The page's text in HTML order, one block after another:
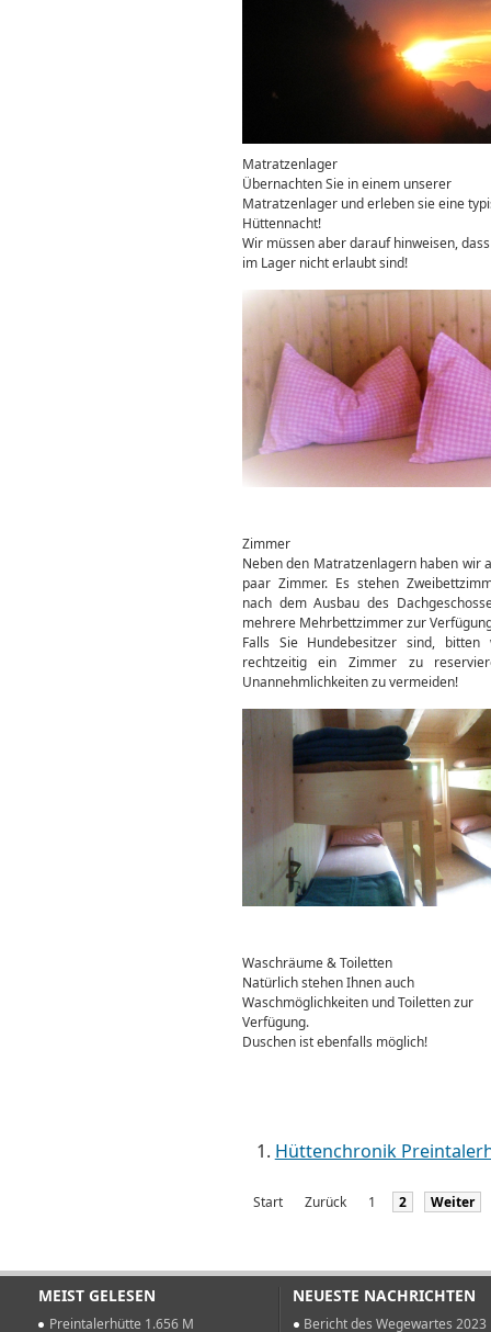
Matratzenlager
Übernachten Sie in einem unserer
Matratzenlager und erleben sie eine
Hüttennacht!
Wir müssen aber darauf hinweisen,
im Lager nicht erlaubt sind!
Zimmer
Neben den Matratzenlagern haben wir
paar Zimmer. Es stehen
nach dem Ausbau des
mehrere Mehrbettzimmer zur
Falls Sie Hundebesitzer sind, bitten
rechtzeitig ein Zimmer zu
Unannehmlichkeiten zu vermeiden!
Waschräume & Toiletten
Natürlich stehen Ihnen auch
Waschmöglichkeiten und Toiletten zur
Verfügung.
Duschen ist ebenfalls möglich!
Hüttenchronik
Start Zurück 1 2 Weiter
MEIST GELESEN
Preintalerhütte 1.656 M
NEUESTE NACHRICHTEN
Bericht des Wegewartes 2023